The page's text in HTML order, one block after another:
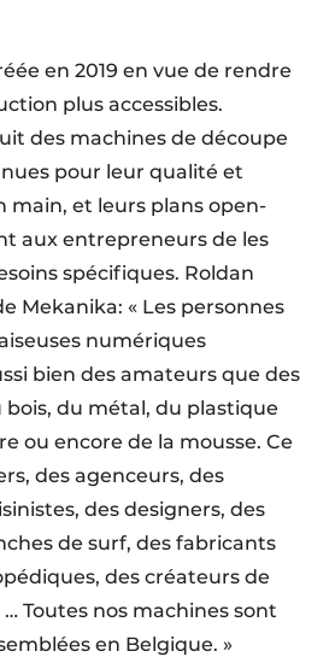
en 2019 en vue de rendre
plus accessibles.
des machines de découpe
pour leur qualité et
main, et leurs plans open-
aux entrepreneurs de les
spécifiques. Roldan
Mekanika: « Les personnes
numériques
bien des amateurs que des
bois, du métal, du plastique
ou encore de la mousse. Ce
des agenceurs, des
des designers, des
de surf, des fabricants
des créateurs de
Toutes nos machines sont
en Belgique. »